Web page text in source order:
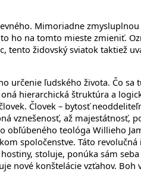
Mimoriadne
ho na tomto mieste zmieniť.
tento židovský sviatok taktiež
určenie ľudského života. Čo sa
hierarchická štruktúra a
Človek – bytosť
vznešenosť, až majestátnosť,
teológa Willieho
spoločenstve. Táto
stoluje, ponúka sám seba
nové konštelácie vzťahov. Boh